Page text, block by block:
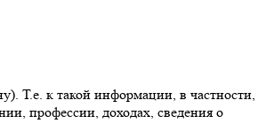
Т.е. к такой информации, в частности,
профессии, доходах, сведения о